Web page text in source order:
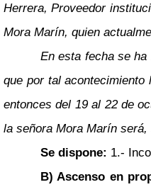
Herrera, Proveedor
Mora Marín, quien
En esta fecha se
que por tal
entonces del 19 al 22 de
la señora Mora Marín
Se dispone: 1.-
B) Ascenso en